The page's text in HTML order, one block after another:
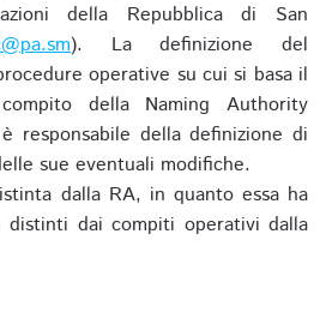
della Repubblica di San
). La definizione del
operative su cui si basa il
della Naming Authority
responsabile della definizione di
sue eventuali modifiche.
dalla RA, in quanto essa ha
distinti dai compiti operativi dalla